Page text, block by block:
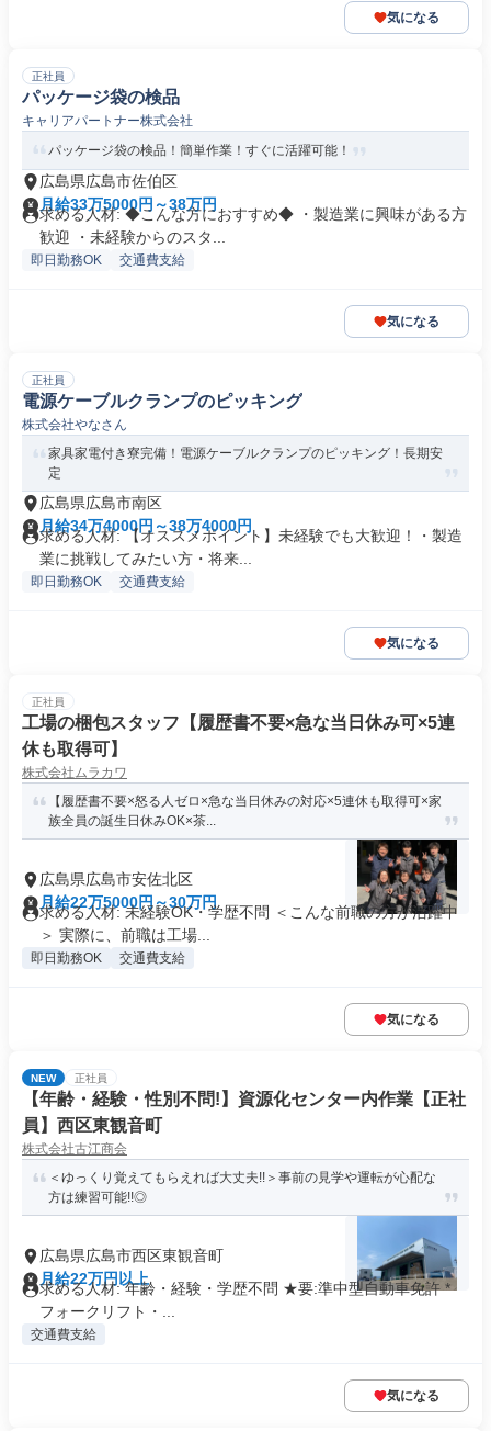
気になる
正社員
パッケージ袋の検品
キャリアパートナー株式会社
パッケージ袋の検品！簡単作業！すぐに活躍可能！
広島県広島市佐伯区
月給33万5000円～38万円
求める人材: ◆こんな方におすすめ◆ ・製造業に興味がある方
歓迎 ・未経験からのスタ...
即日勤務OK 交通費支給
気になる
正社員
電源ケーブルクランプのピッキング
株式会社やなさん
家具家電付き寮完備！電源ケーブルクランプのピッキング！長期安
定
広島県広島市南区
月給34万4000円～38万4000円
求める人材: 【オススメポイント】未経験でも大歓迎！・製造
業に挑戦してみたい方・将来...
即日勤務OK 交通費支給
気になる
正社員
工場の梱包スタッフ【履歴書不要×急な当日休み可×5連
休も取得可】
株式会社ムラカワ
【履歴書不要×怒る人ゼロ×急な当日休みの対応×5連休も取得可×家
族全員の誕生日休みOK×茶...
広島県広島市安佐北区
月給22万5000円～30万円
求める人材: 未経験OK・学歴不問 ＜こんな前職の方が活躍中
＞ 実際に、前職は工場...
即日勤務OK 交通費支給
気になる
NEW 正社員
【年齢・経験・性別不問!】資源化センター内作業【正社
員】西区東観音町
株式会社古江商会
＜ゆっくり覚えてもらえれば大丈夫!!＞事前の見学や運転が心配な
方は練習可能!!◎
広島県広島市西区東観音町
月給22万円以上
求める人材: 年齢・経験・学歴不問 ★要:準中型自動車免許 *
フォークリフト・...
交通費支給
気になる